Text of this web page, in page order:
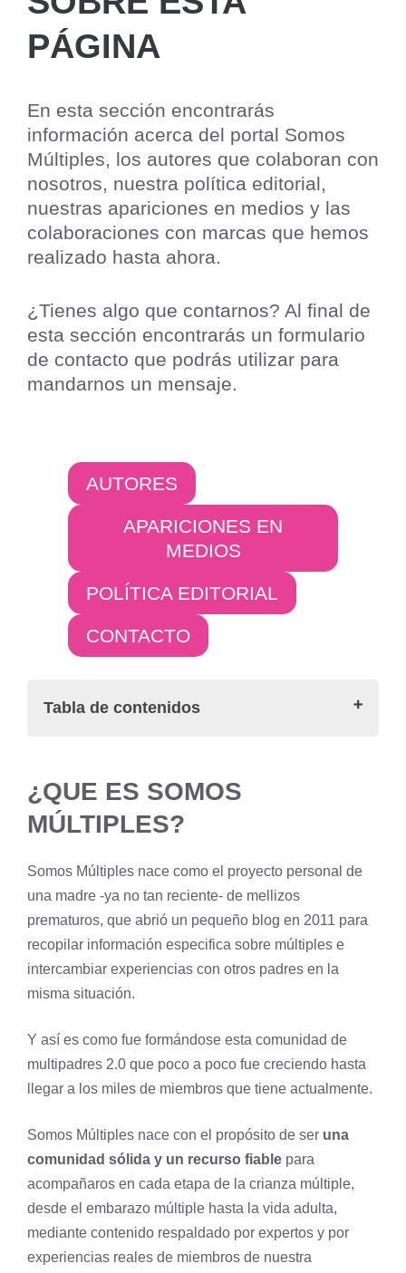
PÁGINA
En esta sección encontrarás
información acerca del portal Somos
Múltiples, los autores que colaboran con
nosotros, nuestra política editorial,
nuestras apariciones en medios y las
colaboraciones con marcas que hemos
realizado hasta ahora.
¿Tienes algo que contarnos? Al final de
esta sección encontrarás un formulario
de contacto que podrás utilizar para
mandarnos un mensaje.
AUTORES
APARICIONES EN
MEDIOS
POLÍTICA EDITORIAL
CONTACTO
Tabla de contenidos
Apariciones en medios
Colaboraciones con marcas
Contacto
¿QUE ES SOMOS
MÚLTIPLES?
Somos Múltiples nace como el proyecto personal de
una madre -ya no tan reciente- de mellizos
prematuros, que abrió un pequeño blog en 2011 para
recopilar información especifica sobre múltiples e
intercambiar experiencias con otros padres en la
misma situación.
Y así es como fue formándose esta comunidad de
multipadres 2.0 que poco a poco fue creciendo hasta
llegar a los miles de miembros que tiene actualmente.
Somos Múltiples nace con el propósito de ser una
comunidad sólida y un recurso fiable para
acompañaros en cada etapa de la crianza múltiple,
desde el embarazo múltiple hasta la vida adulta,
mediante contenido respaldado por expertos y por
experiencias reales de miembros de nuestra